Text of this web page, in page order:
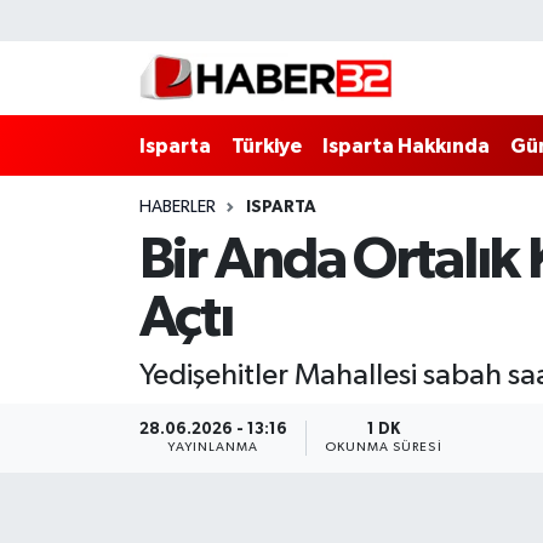
Isparta Türkiye Isparta Hakkında
HABERLER ISPARTA
Bir Anda Ortalık
Açtı
Yedişehitler Mahallesi sabah
28.06.2026 - 13:16
YAYINLANMA
1 DK
OKUNMA SÜRESI
Isparta Hakkında
Esnaf Diyor ki;
BİLİM VE TEKNOLOJİ
Isparta Nöbetçi Eczaneler
Isparta Hava Durumu
Isparta Trafik Yoğunluk Haritası
Süper Lig Puan Durumu ve Fikstür
Tüm Manşetler